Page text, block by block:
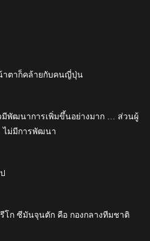
าตาก็คล้ายกับคนญี่ปุ่น
มีพัฒนาการเพิ่มขึ้นอย่างมาก … ส่วนผู้
ไม่มีการพัฒนา
โก ซีมันจุนตัก คือ กองกลางทีมชาติ